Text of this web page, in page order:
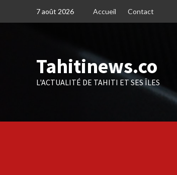
7 août 2026 Accueil Contact
Tahitinews.co
L'ACTUALITÉ DE TAHITI ET SES ÎLES